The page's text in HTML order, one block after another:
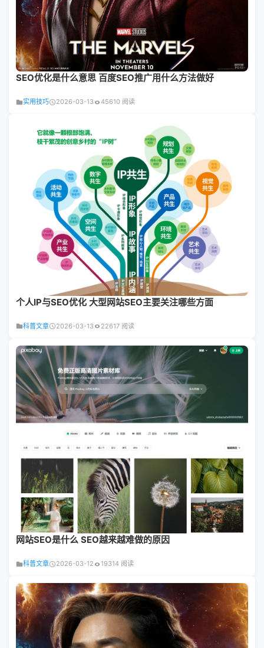
SEO优化是什么意思 百度SEO推广用什么方法做好
实用技巧 2026-03-13 45610 阅读
个人IP与SEO优化 大型网站SEO主要关注哪些方面
科普文章 2026-03-13 22617 阅读
网站SEO是什么 SEO越来越难做的原因
科普文章 2026-03-12 19314 阅读